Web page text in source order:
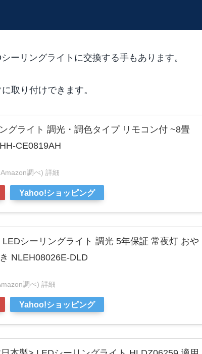
ーリングライトに交換する手もあります。
取り付けできます。
グライト 調光・調色タイプ リモコン付 ~8畳
CE0819AH
調べ) 詳細
Yahoo!ショッピング
シーリングライト 調光 5年保証 常夜灯 おや
NLEH08026E-DLD
調べ) 詳細
Yahoo!ショッピング